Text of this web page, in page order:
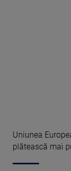
Uniunea
plătească mai